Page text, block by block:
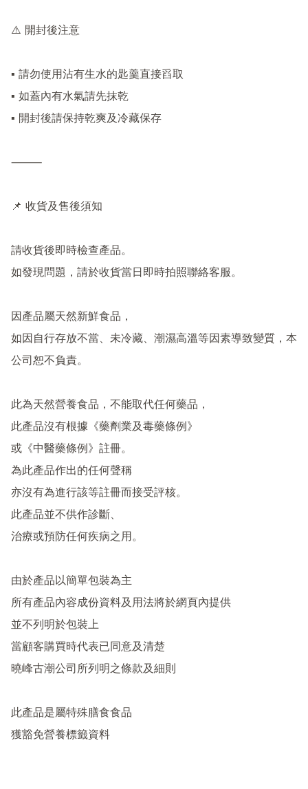
⚠️ 開封後注意
▪ 請勿使用沾有生水的匙羹直接舀取
▪ 如蓋內有水氣請先抹乾
▪ 開封後請保持乾爽及冷藏保存
⸻
📌 收貨及售後須知
請收貨後即時檢查產品。
如發現問題，請於收貨當日即時拍照聯絡客服。
因產品屬天然新鮮食品，
如因自行存放不當、未冷藏、潮濕高溫等因素導致變質，本
公司恕不負責。
此為天然營養食品，不能取代任何藥品，
此產品沒有根據《藥劑業及毒藥條例》
或《中醫藥條例》註冊。
為此產品作出的任何聲稱
亦沒有為進行該等註冊而接受評核。
此產品並不供作診斷、
治療或預防任何疾病之用。
由於產品以簡單包裝為主
所有產品內容成份資料及用法將於網頁內提供
並不列明於包裝上
當顧客購買時代表已同意及清楚
曉峰古潮公司所列明之條款及細則
此產品是屬特殊膳食食品